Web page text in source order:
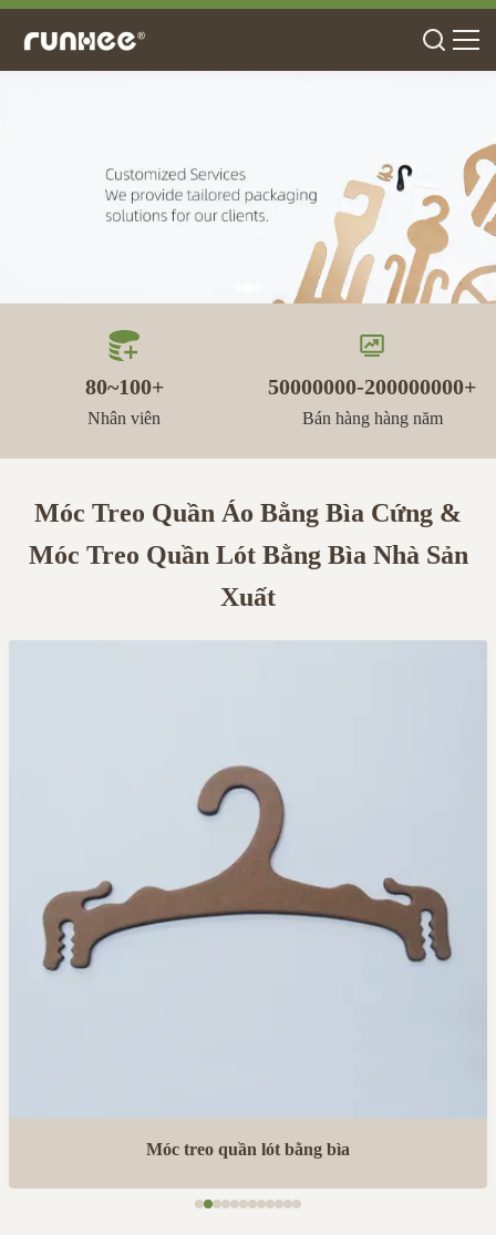
80~100+
Nhân viên
50000000-200000000+
Bán hàng hàng năm
Móc Treo Quần Áo Bằng Bìa Cứng &
Móc Treo Quần Lót Bằng Bìa Nhà Sản
Xuất
Móc treo quần lót bằng bìa